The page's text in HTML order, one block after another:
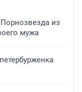
из
мужа